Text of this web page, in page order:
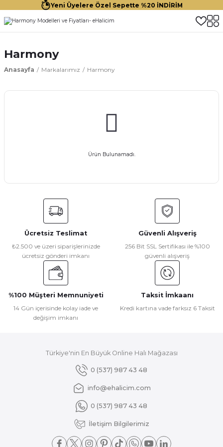
Yeni Üyelere Özel Sepette %20 İNDİRİM
Harmony
Anasayfa Markalarımız Harmony
Ürün Bulunamadı.
Ücretsiz Teslimat
₺2.500 ve üzeri siparişlerinizde
ücretsiz gönderi imkanı
Güvenli Alışveriş
256 Bit SSL Sertifikası ile %100
güvenli alışveriş
%100 Müşteri Memnuniyeti
14 Gün içerisinde kolay iade ve
değişim imkanı
Taksit İmkaanı
Kredi kartına vade farksız 6 Taksit
Türkiye'nin En Büyük Online Halı Mağazası
0 (537) 987 43 48
info@ehalicim.com
0 (537) 987 43 48
İletişim Bilgilerimiz